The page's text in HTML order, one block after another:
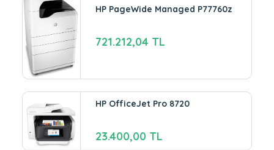
HP PageWide Managed P77760z
721.212,04 TL
HP OfficeJet Pro 8720
23.400,00 TL